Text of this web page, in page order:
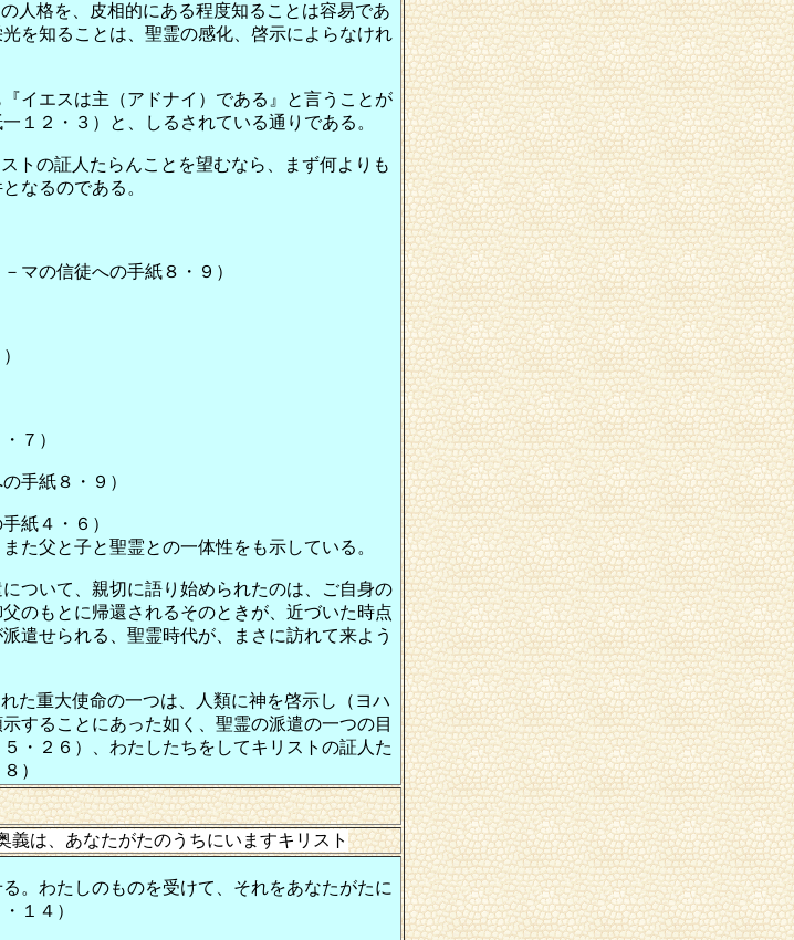
人格を、皮相的にある程度知ることは容易であ
を知ることは、聖霊の感化、啓示によらなけれ
『イエスは主（アドナイ）である』と言うことが
１２・３）と、しるされている通りである。
トの証人たらんことを望むなら、まず何よりも
なるのである。
マの信徒への手紙８・９）
７）
手紙８・９）
紙４・６）
た父と子と聖霊との一体性をも示している。
ついて、親切に語り始められたのは、ご自身の
のもとに帰還されるそのときが、近づいた時点
遣せられる、聖霊時代が、まさに訪れて来よう
た重大使命の一つは、人類に神を啓示し（ヨハ
することにあった如く、聖霊の派遣の一つの目
・２６）、わたしたちをしてキリストの証人た
）
なたがたのうちにいますキリストであり～
。わたしのものを受けて、それをあなたがたに
１４）